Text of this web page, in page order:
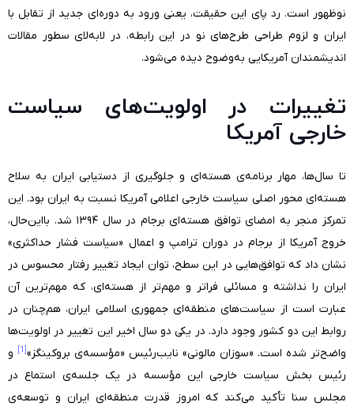
نوظهور است. رد پای این حقیقت، یعنی ورود به دوره‌ای جدید از تقابل با
ایران و لزوم طراحی طرح‌های نو در این رابطه، در لابه‌لای سطور مقالات
اندیشمندان آمریکایی به‌وضوح دیده می‌شود.
تغییرات در اولویت‌های سیاست
خارجی آمریکا
تا سال‌ها، مهار برنامه‌ی هسته‌ای و جلوگیری از دستیابی ایران به سلاح
هسته‌ای محور اصلی سیاست خارجی اعلامی آمریکا نسبت به ایران بود. این
تمرکز منجر به امضای توافق هسته‌ای برجام در سال ۱۳۹۴ شد. بااین‌حال،
خروج آمریکا از برجام در دوران ترامپ و اعمال «سیاست فشار حداکثری»
نشان داد که توافق‌هایی در این سطح، توان ایجاد تغییر رفتار محسوس در
ایران را نداشته و مسائلی فراتر و مهم‌تر از هسته‌ای، که مهم‌ترین آن
عبارت است از سیاست‌های منطقه‌ای جمهوری اسلامی ایران، هم‌چنان در
روابط این دو کشور وجود دارد. در یکی دو سال اخیر این تغییر در اولویت‌ها
واضح‌تر شده است. «سوزان مالونی» نایب‌رئیس «مؤسسه‌ی بروکینگز»
و
رئیس بخش سیاست خارجی این مؤسسه در یک جلسه‌ی استماع در
مجلس سنا تأکید می‌کند که امروز قدرت منطقه‌ای ایران و توسعه‌ی